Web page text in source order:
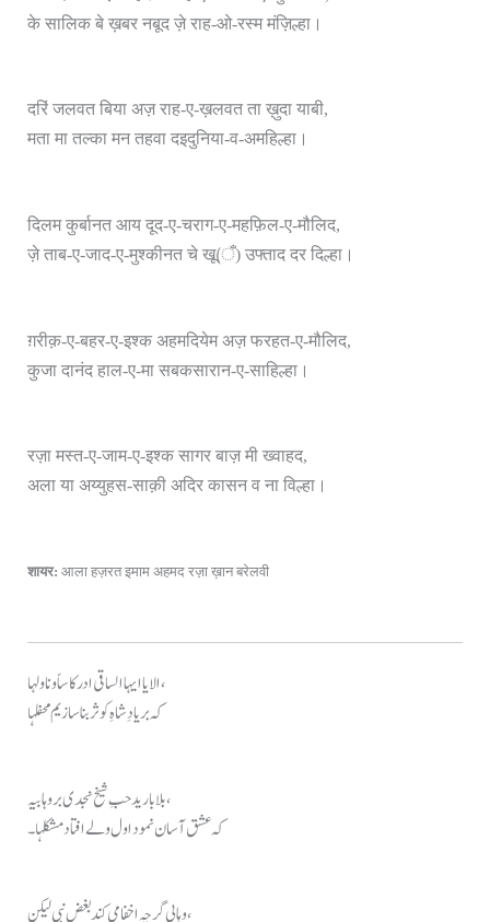
के सालिक बे ख़बर नबूद ज़े राह-ओ-रस्म मंज़िल्हा।
दरिं जलवत बिया अज़ राह-ए-ख़लवत ता ख़ुदा याबी,
मता मा तल्का मन तहवा दइदुनिया-व-अमहिल्हा।
दिलम कुर्बानत आय दूद-ए-चराग-ए-महफ़िल-ए-मौलिद,
ज़े ताब-ए-जाद-ए-मुश्कीनत चे खू(ँ) उफ्ताद दर दिल्हा।
ग़रीक़-ए-बहर-ए-इश्क अहमदियेम अज़ फरहत-ए-मौलिद,
कुजा दानंद हाल-ए-मा सबकसारान-ए-साहिल्हा।
रज़ा मस्त-ए-जाम-ए-इश्क सागर बाज़ मी ख्वाहद,
अला या अय्युहस-साक़ी अदिर कासन व ना विल्हा।
शायर: आला हज़रत इमाम अहमद रज़ा ख़ान बरेलवी
الا یا ایہا الساقی ادر کاساً و ناولہا،
کہ بر یادِ شاہِ کوثر بنا سازیم محفلہا
بلا بارید حبِ شیخ نجدی بر وہابیہ،
کہ عشق آسان نمود اول ولے افتاد مشکلہا۔
وہابی گرچہ اخفامی کند بغضِ نبی لیکن،